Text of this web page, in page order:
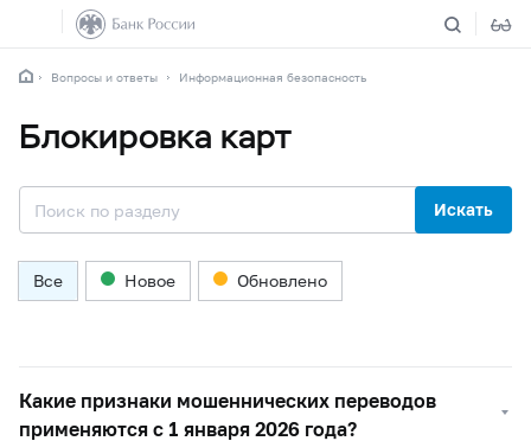
Вопросы и ответы Информационная безопасность
Блокировка карт
Искать
Все Новое Обновлено
Какие признаки мошеннических переводов
применяются с 1 января 2026 года?